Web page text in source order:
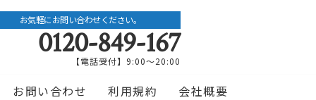
お気軽にお問い合わせください。
0120-849-167
【電話受付】9:00〜20:00
お問い合わせ 利用規約 会社概要